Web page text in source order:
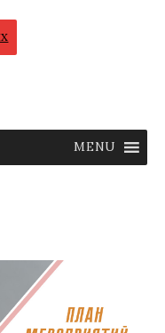
MENU